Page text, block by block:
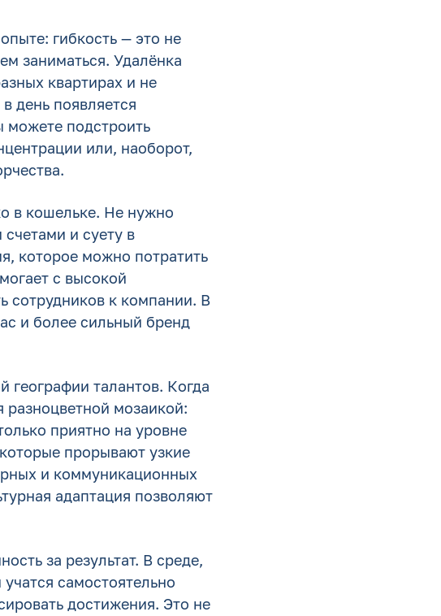
гибкость — это не
заниматься. Удалёнка
квартирах и не
день появляется
можете подстроить
или, наоборот,
в кошельке. Не нужно
и суету в
которое можно потратить
с высокой
сотрудников к компании. В
и более сильный бренд
талантов. Когда
разноцветной мозаикой:
приятно на уровне
прорывают узкие
и коммуникационных
адаптация позволяют
за результат. В среде,
самостоятельно
достижения. Это не